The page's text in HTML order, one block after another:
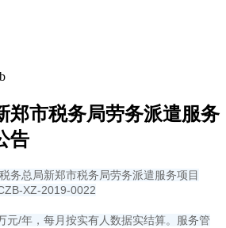
郑市税务局劳务派遣服务
告
务总局新郑市税务局劳务派遣服务项目
XZ-2019-0022
/年，每月按实有人数据实结算。服务管